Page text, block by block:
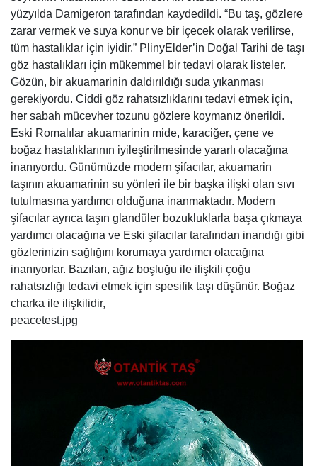
yüzyılda Damigeron tarafından kaydedildi. “Bu taş, gözlere
zarar vermek ve suya konur ve bir içecek olarak verilirse,
tüm hastalıklar için iyidir.” PlinyElder’in Doğal Tarihi de taşı
göz hastalıkları için mükemmel bir tedavi olarak listeler.
Gözün, bir akuamarinin daldırıldığı suda yıkanması
gerekiyordu. Ciddi göz rahatsızlıklarını tedavi etmek için,
her sabah mücevher tozunu gözlere koymanız önerildi.
Eski Romalılar akuamarinin mide, karaciğer, çene ve
boğaz hastalıklarının iyileştirilmesinde yararlı olacağına
inanıyordu. Günümüzde modern şifacılar, akuamarin
taşının akuamarinin su yönleri ile bir başka ilişki olan sıvı
tutulmasına yardımcı olduğuna inanmaktadır. Modern
şifacılar ayrıca taşın glandüler bozukluklarla başa çıkmaya
yardımcı olacağına ve Eski şifacılar tarafından inandığı gibi
gözlerinizin sağlığını korumaya yardımcı olacağına
inanıyorlar. Bazıları, ağız boşluğu ile ilişkili çoğu
rahatsızlığı tedavi etmek için spesifik taşı düşünür. Boğaz
charka ile ilişkilidir,
peacetest.jpg